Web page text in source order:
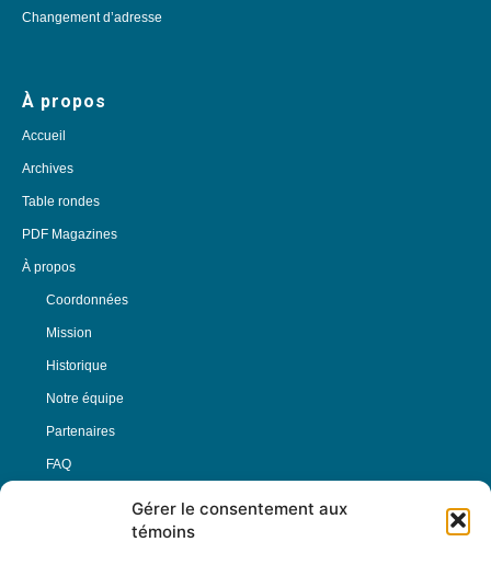
Gérer le consentement aux
témoins
Changement d’adresse
À propos
Accueil
Archives
Table rondes
PDF Magazines
À propos
Coordonnées
Mission
Historique
Notre équipe
Partenaires
FAQ